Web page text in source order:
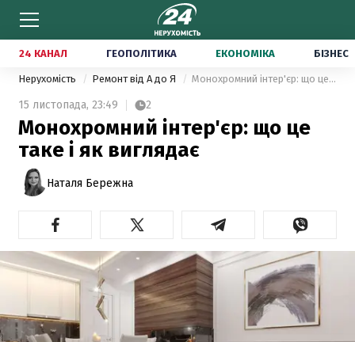
24 КАНАЛ ГЕОПОЛІТИКА ЕКОНОМІКА БІЗНЕС
Нерухомість Ремонт від А до Я Монохромний інтер'єр: що це таке і як виглядає
15 листопада, 23:49 2
Монохромний інтер'єр: що це
таке і як виглядає
Наталя Бережна